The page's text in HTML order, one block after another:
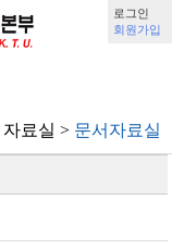
로그인
회원가입
자료실 > 문서자료실